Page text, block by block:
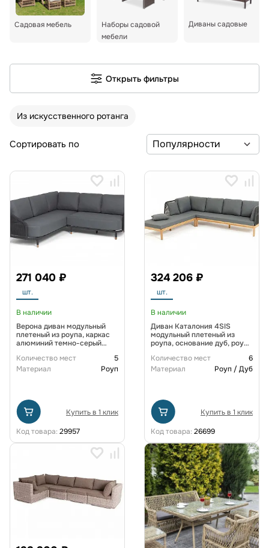
Садовая мебель
Наборы садовой
мебели
Диваны садовые
Открыть фильтры
Из искусственного ротанга
Сортировать по
271 040 ₽
шт.
В наличии
Верона диван модульный
плетеный из роупа, каркас
алюминий темно-серый
темно-серый круглый, ткань
темно-серая 027
Количество мест
5
Материал
Роуп
Купить в 1 клик
Код товара: 29957
324 206 ₽
шт.
В наличии
Диван Каталония 4SIS
модульный плетеный из
роупа, основание дуб, роуп
темно-серая 27
Количество мест
6
Материал
Роуп / Дуб
Купить в 1 клик
Код товара: 26699